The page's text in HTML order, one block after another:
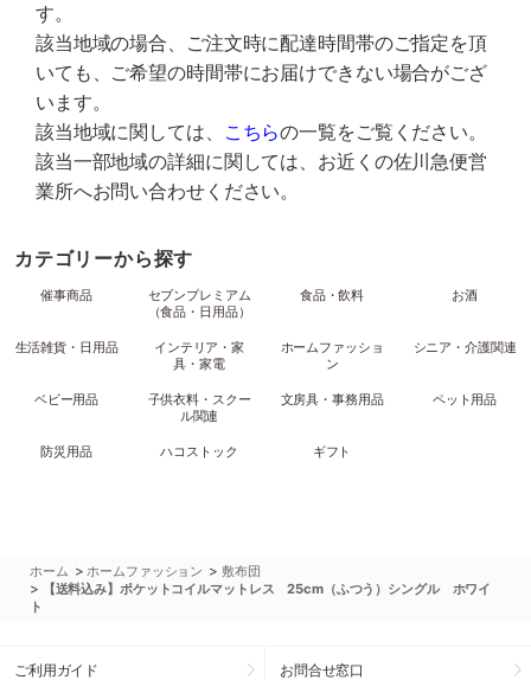
す。
該当地域の場合、ご注文時に配達時間帯のご指定を頂
いても、ご希望の時間帯にお届けできない場合がござ
います。
該当地域に関しては、
こちらの一覧をご覧ください。
該当一部地域の詳細に関しては、お近くの佐川急便営
業所へお問い合わせください。
カテゴリーから探す
催事商品
セブンプレミアム
（食品・日用品）
食品・飲料 お酒
生活雑貨・日用品
インテリア・家
具・家電
ホームファッショ
ン
シニア・介護関連
ベビー用品
子供衣料・スクー
ル関連
文房具・事務用品 ペット用品
防災用品 ハコストック ギフト
ホーム >ホームファッション > 敷布団
>
【送料込み】ポケットコイルマットレス 25cm（ふつう）シングル ホワイ
ト
ご利用ガイド お問合せ窓口